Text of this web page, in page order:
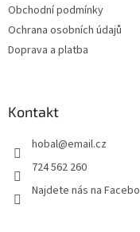
Obchodní podmínky
Ochrana osobních údajů
Doprava a platba
Kontakt
hobal@email.cz
724 562 260
Najdete nás na